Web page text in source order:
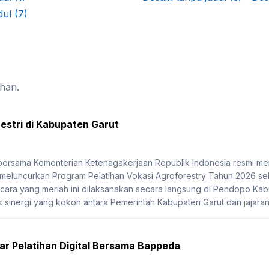
di Kabupaten Garut
Kementerian Ketenagakerjaan Republik Indonesia resmi
Program Pelatihan Vokasi Agroforestry Tahun 2026
yang meriah ini dilaksanakan secara langsung di Pendopo
yang kokoh antara Pemerintah Kabupaten Garut dan jajaran
Pelatihan Digital Bersama Bappeda